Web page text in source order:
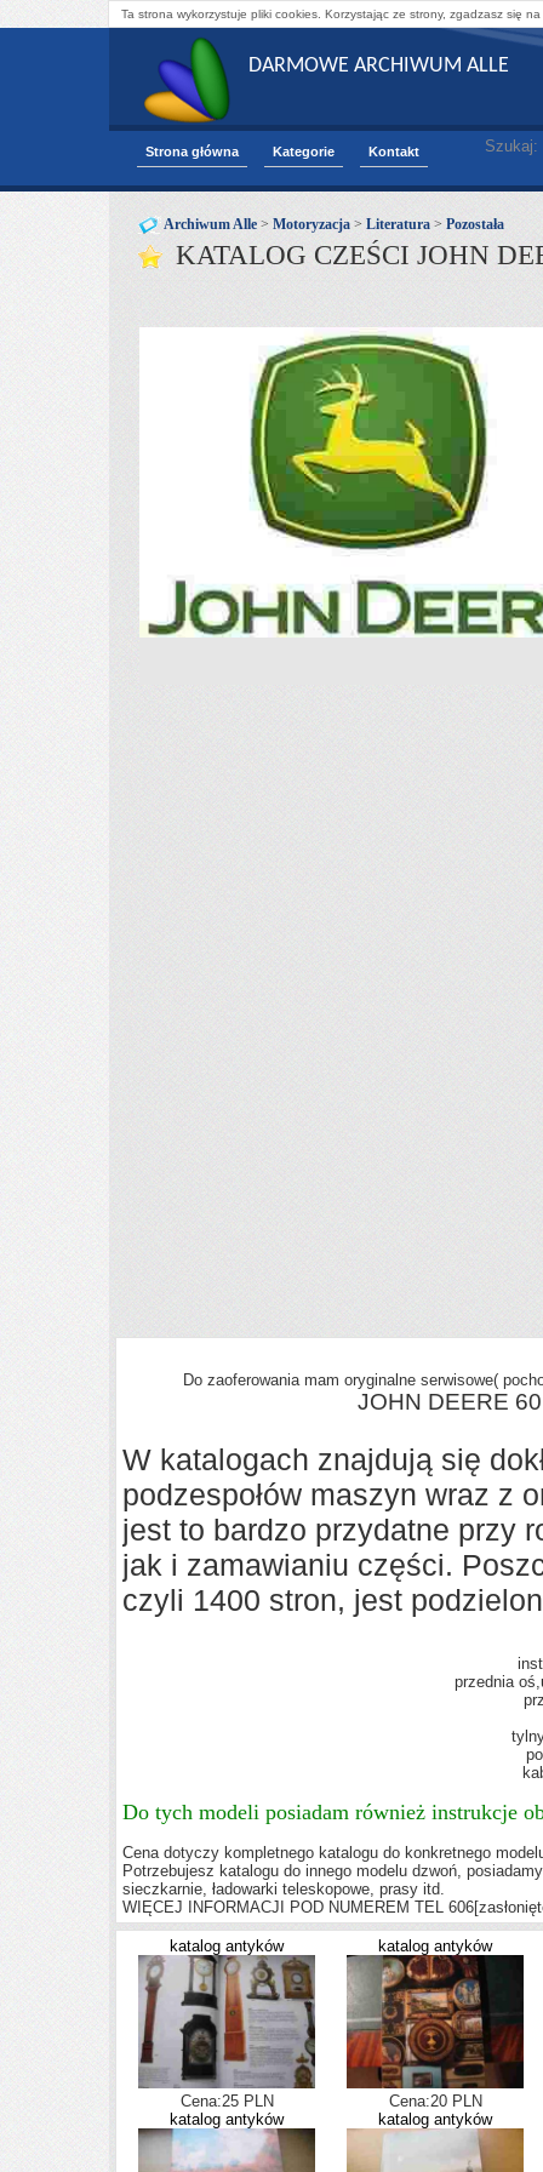
Ta strona wykorzystuje pliki cookies. Korzystając ze strony, zgadzasz się
DARMOWE ARCHIWUM ALLE
Strona główna Kategorie Kontakt Szukaj:
Archiwum Alle > Motoryzacja > Literatura > Pozostała
KATALOG CZEŚCI JOHN
Do zaoferowania mam oryginalne serwisowe(
JOHN DEERE
W katalogach znajdują się
podzespołów maszyn wraz z
jest to bardzo przydatne przy
jak i zamawianiu części.
czyli 1400 stron, jest
przednia
Do tych modeli posiadam również instrukcje
Cena dotyczy kompletnego katalogu do konkretnego
Potrzebujesz katalogu do innego modelu dzwoń,
sieczkarnie, ładowarki teleskopowe, prasy itd.
WIĘCEJ INFORMACJI POD NUMEREM TEL 606
katalog antyków
Cena:25 PLN
katalog antyków
Cena:20 PLN
katalog antyków
katalog antyków